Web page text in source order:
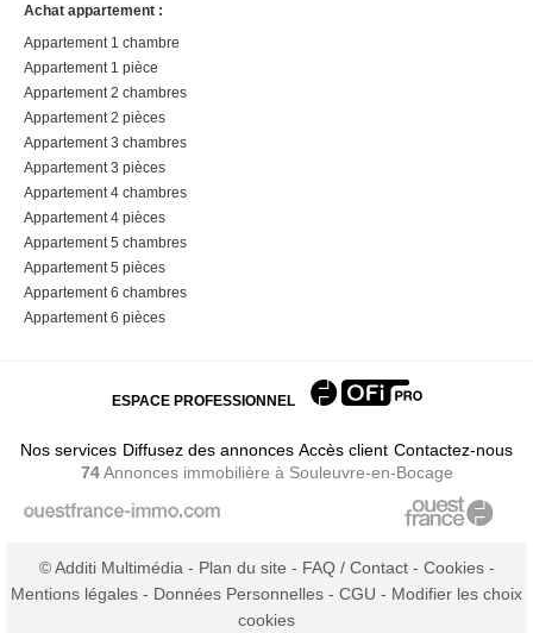
Achat appartement :
Appartement 1 chambre
Appartement 1 pièce
Appartement 2 chambres
Appartement 2 pièces
Appartement 3 chambres
Appartement 3 pièces
Appartement 4 chambres
Appartement 4 pièces
Appartement 5 chambres
Appartement 5 pièces
Appartement 6 chambres
Appartement 6 pièces
ESPACE PROFESSIONNEL
Nos services Diffusez des annonces Accès client Contactez-nous
74Annonces immobilière à Souleuvre-en-Bocage
© Additi Multimédia - Plan du site - FAQ / Contact- Cookies-
Mentions légales - Données Personnelles - CGU - Modifier les choix
cookies